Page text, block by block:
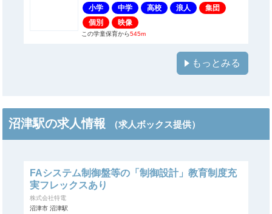
小学 中学 高校 浪人
集団
個別
映像
この学童保育から545m
もっとみる
沼津駅の求人情報 （求人ボックス提供）
FAシステム制御盤等の「制御設計」教育制度充
実フレックスあり
株式会社特電
沼津市 沼津駅